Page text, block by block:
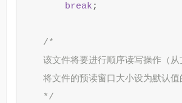
break ;
/*
该文件将要进行顺序读写操作（从
将文件的预读窗口大小设为默认值
    */